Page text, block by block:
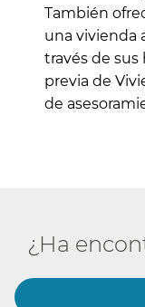
También
una vivienda
través de sus
previa de
de
¿Ha